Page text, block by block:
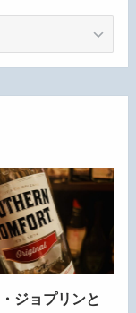
ジョプリンと